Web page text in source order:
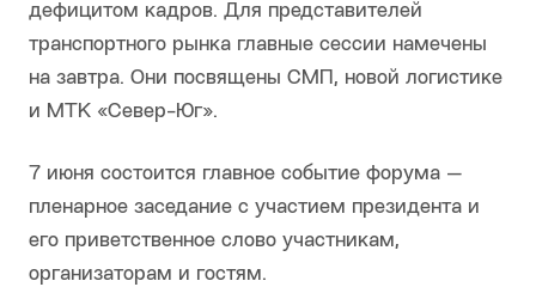
дефицитом кадров. Для представителей
транспортного рынка главные сессии намечены
на завтра. Они посвящены СМП, новой логистике
и МТК «Север-Юг».
7 июня состоится главное событие форума —
пленарное заседание с участием президента и
его приветственное слово участникам,
организаторам и гостям.